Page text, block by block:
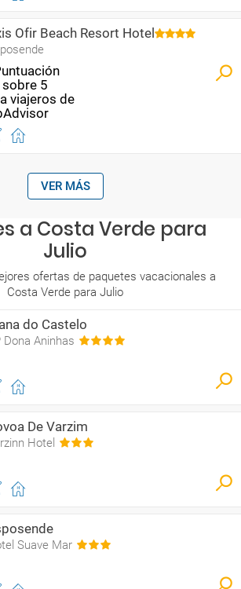
Ofir Beach Resort Hotel
VER MÁS
a Costa Verde para
Julio
ofertas de paquetes vacacionales a
Costa Verde para Julio
do Castelo
Dona Aninhas
De Varzim
Hotel
Suave Mar